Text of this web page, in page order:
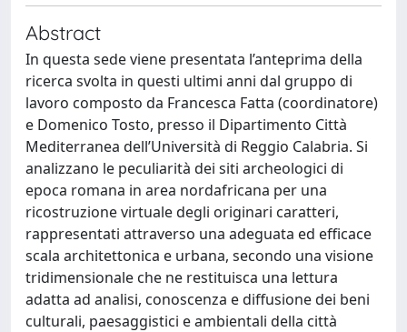
Abstract
In questa sede viene presentata l’anteprima della
ricerca svolta in questi ultimi anni dal gruppo di
lavoro composto da Francesca Fatta (coordinatore)
e Domenico Tosto, presso il Dipartimento Città
Mediterranea dell’Università di Reggio Calabria. Si
analizzano le peculiarità dei siti archeologici di
epoca romana in area nordafricana per una
ricostruzione virtuale degli originari caratteri,
rappresentati attraverso una adeguata ed efficace
scala architettonica e urbana, secondo una visione
tridimensionale che ne restituisca una lettura
adatta ad analisi, conoscenza e diffusione dei beni
culturali, paesaggistici e ambientali della città